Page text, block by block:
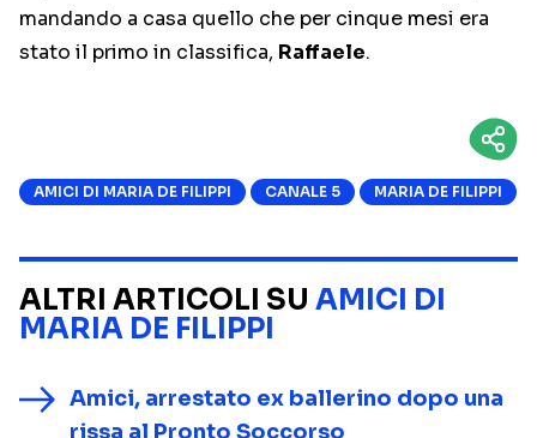
mandando a casa quello che per cinque mesi era
stato il primo in classifica, Raffaele.
AMICI DI MARIA DE FILIPPI CANALE 5 MARIA DE FILIPPI
ALTRI ARTICOLI SU AMICI DI
MARIA DE FILIPPI
Amici, arrestato ex ballerino dopo una
rissa al Pronto Soccorso